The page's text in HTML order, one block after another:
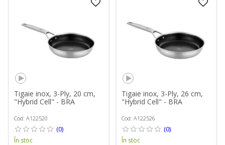
Tigaie inox, 3-Ply, 20 cm,
"Hybrid Cell" - BRA
Cod: A122520
(0)
În stoc
Tigaie inox, 3-Ply, 26 cm,
"Hybrid Cell" - BRA
Cod: A122526
(0)
În stoc